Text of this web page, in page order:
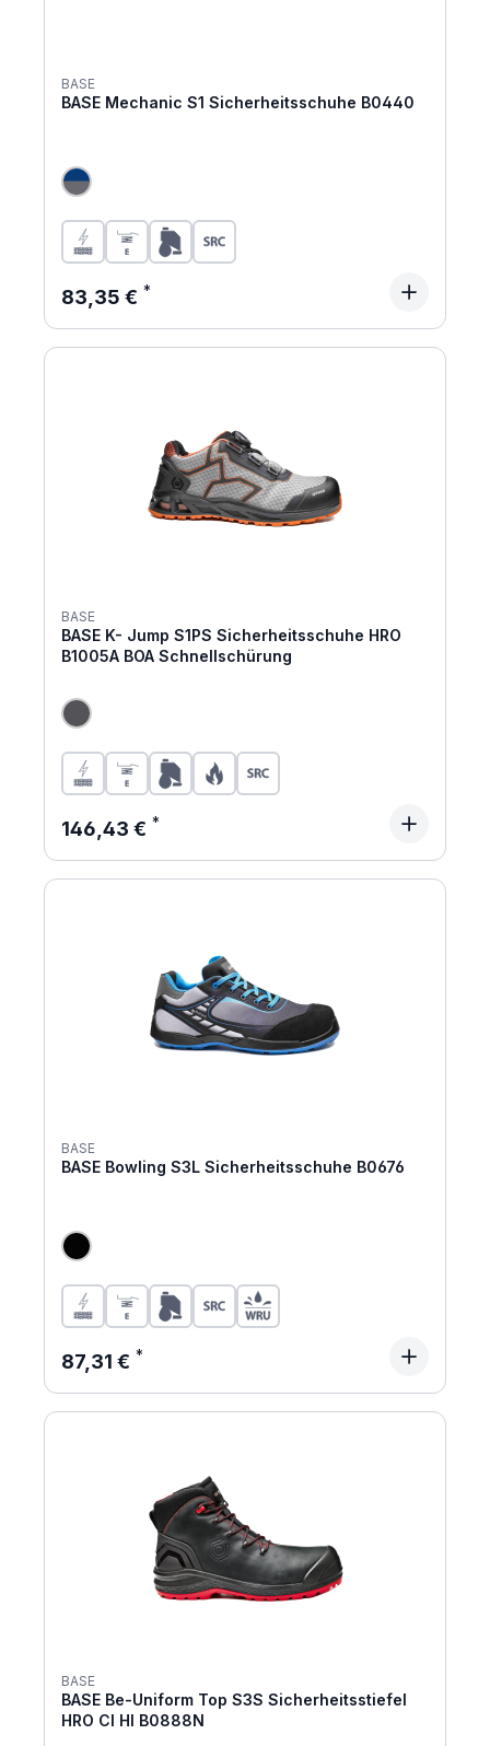
BASE
BASE Mechanic S1 Sicherheitsschuhe B0440
Regulärer Preis:
83,35 €
BASE
BASE K- Jump S1PS Sicherheitsschuhe HRO
B1005A BOA Schnellschürung
Regulärer Preis:
146,43 €
BASE
BASE Bowling S3L Sicherheitsschuhe B0676
Regulärer Preis:
87,31 €
BASE
BASE Be-Uniform Top S3S Sicherheitsstiefel
HRO CI HI B0888N